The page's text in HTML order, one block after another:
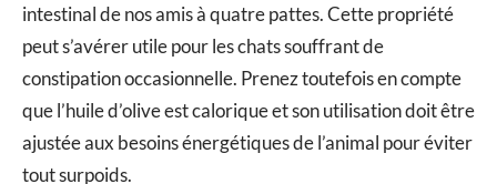
intestinal de nos amis à quatre pattes. Cette propriété
peut s’avérer utile pour les chats souffrant de
constipation occasionnelle. Prenez toutefois en compte
que l’huile d’olive est calorique et son utilisation doit être
ajustée aux besoins énergétiques de l’animal pour éviter
tout surpoids.